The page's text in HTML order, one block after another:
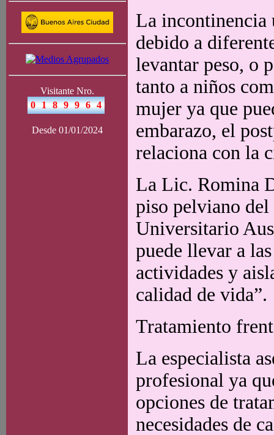
Visitante Nro.
Desde 01/01/2024
La incontinencia
debido a
levantar peso, o
tanto a niños
mujer ya que
embarazo, el
relaciona con la
La Lic. Romina
piso pelviano
Universitario
puede llevar a
actividades y
calidad de vida”.
Tratamiento
La especialista
profesional ya
opciones de
necesidades de